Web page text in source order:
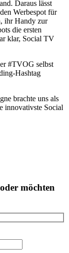
Daraus lässt
Werbespot für
ihr Handy zur
die ersten
klar, Social TV
#TVOG selbst
Hashtag
brachte uns als
innovativste Social
möchten